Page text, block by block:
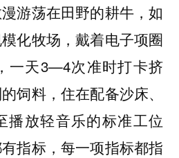
游荡在田野的耕牛，如
化牧场，戴着电子项圈
一天3—4次准时打卡挤
饲料，住在配备沙床、
播放轻音乐的标准工位
指标，每一项指标都指